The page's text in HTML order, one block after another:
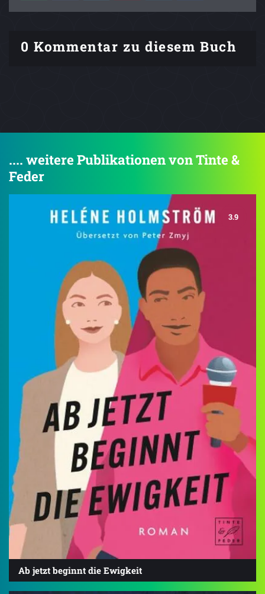
0 Kommentar zu diesem Buch
.... weitere Publikationen von Tinte &
Feder
3.9
Ab jetzt beginnt die Ewigkeit